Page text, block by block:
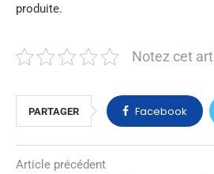
produite.
Notez cet
PARTAGER Facebook
Article précédent